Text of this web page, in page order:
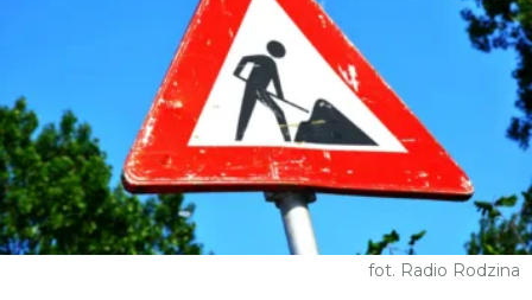
fot. Radio Rodzina